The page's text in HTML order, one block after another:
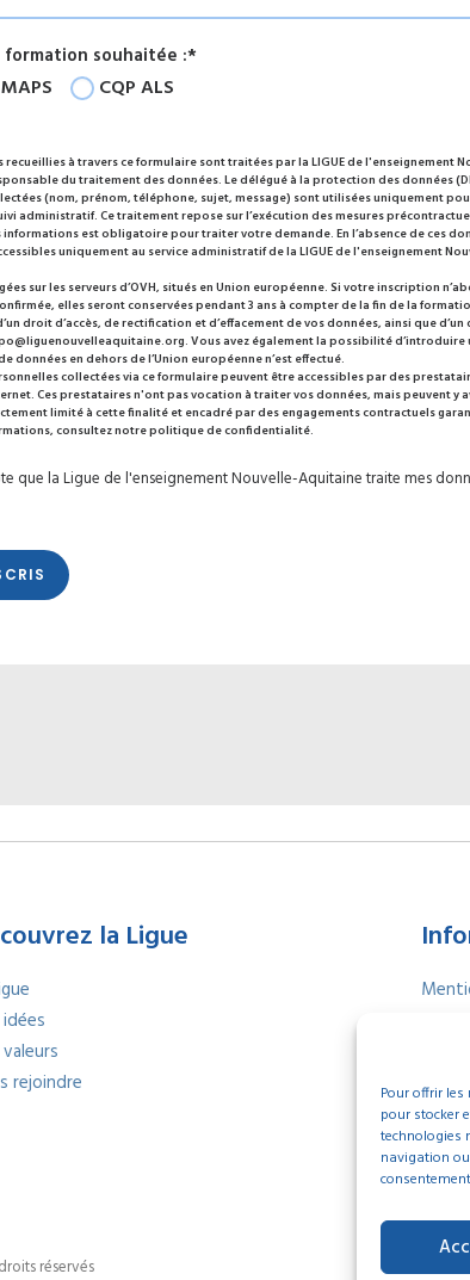
Pour offrir
pour stocker
technologies
navigation
formation souhaitée :*
CQP ALS
à travers ce formulaire sont traitées par la LIGUE de l'enseignement
du traitement des données. Le délégué à la protection des données
(nom, prénom, téléphone, sujet, message) sont utilisées uniquement
administratif. Ce traitement repose sur l’exécution des mesures
informations est obligatoire pour traiter votre demande. En l’absence de ces
uniquement au service administratif de la LIGUE de l'enseignement
sur les serveurs d’OVH, situés en Union européenne. Si votre inscription
elles seront conservées pendant 3 ans à compter de la fin de la
droit d’accès, de rectification et d’effacement de vos données, ainsi que
. Vous avez également la possibilité d’introduire
données en dehors de l’Union européenne n’est effectué.
collectées via ce formulaire peuvent être accessibles par des
Ces prestataires n'ont pas vocation à traiter vos données, mais peuvent y
limité à cette finalité et encadré par des engagements contractuels
consultez notrepolitique de confidentialité.
que la Ligue de l'enseignement Nouvelle-Aquitaine traite mes
la Ligue
rejoindre
Nous
réservés